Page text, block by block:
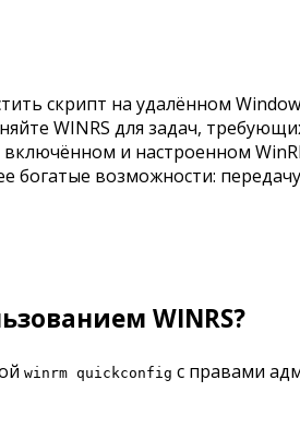
скрипт на удалённом
WINRS для задач,
и настроенном
богатые возможности:
WINRS?
winrm quickconfig с правами